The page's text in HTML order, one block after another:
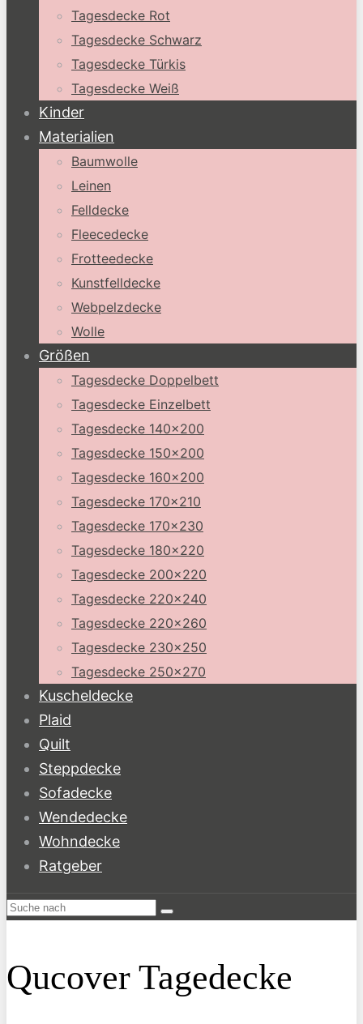
Tagesdecke Rot
Tagesdecke Schwarz
Tagesdecke Türkis
Tagesdecke Weiß
Kinder
Materialien
Baumwolle
Leinen
Felldecke
Fleecedecke
Frotteedecke
Kunstfelldecke
Webpelzdecke
Wolle
Größen
Tagesdecke Doppelbett
Tagesdecke Einzelbett
Tagesdecke 140×200
Tagesdecke 150×200
Tagesdecke 160×200
Tagesdecke 170×210
Tagesdecke 170×230
Tagesdecke 180×220
Tagesdecke 200×220
Tagesdecke 220×240
Tagesdecke 220×260
Tagesdecke 230×250
Tagesdecke 250×270
Kuscheldecke
Plaid
Quilt
Steppdecke
Sofadecke
Wendedecke
Wohndecke
Ratgeber
Qucover Tagedecke